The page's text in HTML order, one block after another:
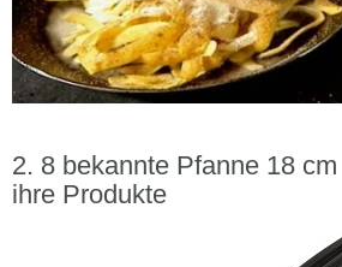
8 bekannte Pfanne 18
ihre Produkte